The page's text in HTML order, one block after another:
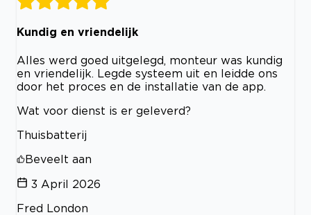
Kundig en vriendelijk
Alles werd goed uitgelegd, monteur was kundig
en vriendelijk. Legde systeem uit en leidde ons
door het proces en de installatie van de app.
Wat voor dienst is er geleverd?
Thuisbatterij
Beveelt aan
3 April 2026
Fred London